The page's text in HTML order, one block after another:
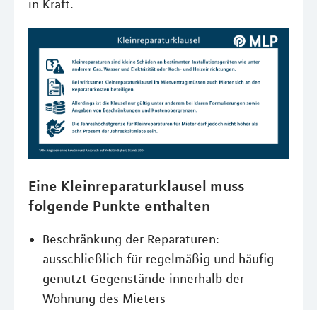
in Kraft.
Eine Kleinreparaturklausel muss
folgende Punkte enthalten
Beschränkung der Reparaturen:
ausschließlich für regelmäßig und häufig
genutzt Gegenstände innerhalb der
Wohnung des Mieters